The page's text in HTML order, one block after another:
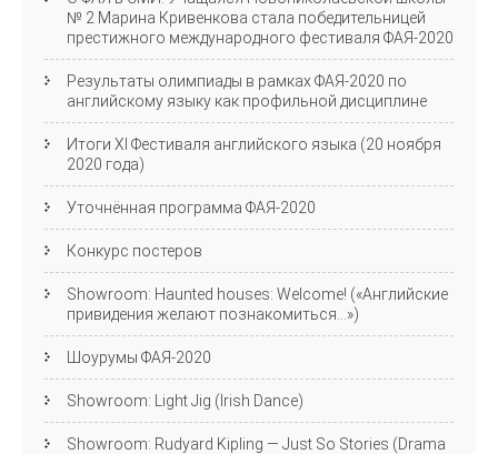
№ 2 Марина Кривенкова стала победительницей
престижного международного фестиваля ФАЯ-2020
Результаты олимпиады в рамках ФАЯ-2020 по
английскому языку как профильной дисциплине
Итоги XI Фестиваля английского языка (20 ноября
2020 года)
Уточнённая программа ФАЯ-2020
Конкурс постеров
Showroom: Haunted houses: Welcome! («Английские
привидения желают познакомиться…»)
Шоурумы ФАЯ-2020
Showroom: Light Jig (Irish Dance)
Showroom: Rudyard Kipling — Just So Stories (Drama